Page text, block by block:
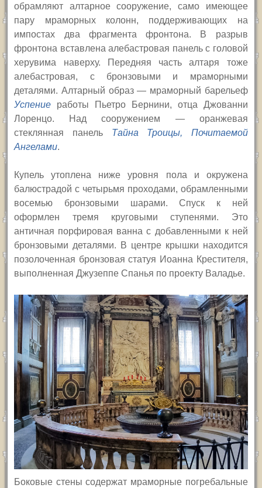
обрамляют алтарное сооружение, само имеющее
пару мраморных колонн, поддерживающих на
импостах два фрагмента фронтона. В разрыв
фронтона вставлена алебастровая панель с головой
херувима наверху. Передняя часть алтаря тоже
алебастровая, с бронзовыми и мраморными
деталями. Алтарный образ — мраморный барельеф
Успение работы Пьетро Бернини, отца Джованни
Лоренцо. Над сооружением — оранжевая
стеклянная панель Тайна Троицы, Почитаемой
Ангелами.
Купель утоплена ниже уровня пола и окружена
балюстрадой с четырьмя проходами, обрамленными
восемью бронзовыми шарами. Спуск к ней
оформлен тремя круговыми ступенями. Это
античная порфировая ванна с добавленными к ней
бронзовыми деталями. В центре крышки находится
позолоченная бронзовая статуя Иоанна Крестителя,
выполненная Джузеппе Спанья по проекту Валадье.
Боковые стены содержат мраморные погребальные